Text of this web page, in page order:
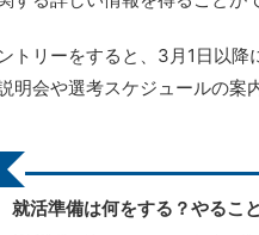
トリーをすると、3月1日以
明会や選考スケジュールの案
就活準備は何をする？やるこ